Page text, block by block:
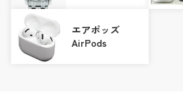
エアポッズ
AirPods